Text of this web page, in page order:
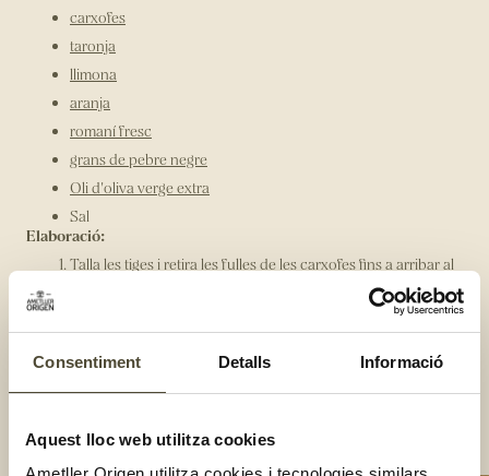
Consentiment Detalls Informació
Aquest lloc web utilitza cookies
carxofes
taronja
llimona
aranja
romaní fresc
grans de pebre negre
Oli d'oliva verge extra
Sal
Elaboració:
Talla les tiges i retira les fulles de les carxofes fins a arribar al
cor. Un cop pelades, talla-les a vuitens o a quarts en funció
Pela la pela de la taronja, la llimona i l'aranja.
Introdueix les carxofes en una olla i condimente-les afegint-
ho tot amb oli d’oliva verge extra i cou-ho a foc lent durant
Compartir: